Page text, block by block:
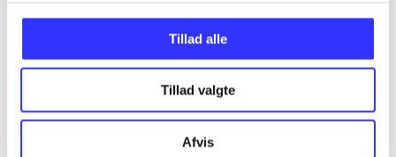
Tillad alle
Tillad valgte
Afvis
...
...